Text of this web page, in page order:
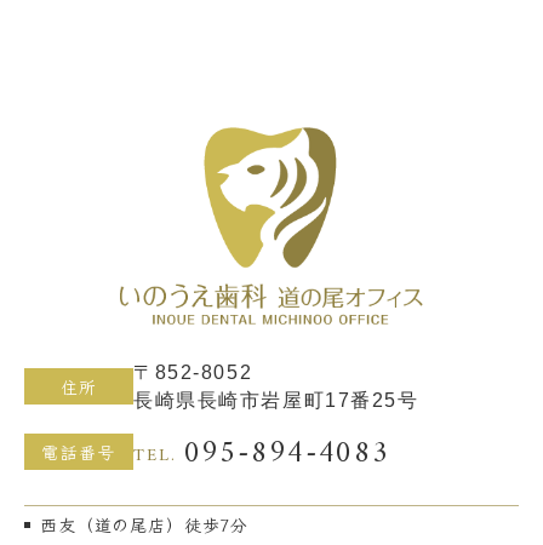
住所
〒852-8052
長崎県長崎市岩屋町17番25号
電話番号 TEL. 095-894-4083
西友（道の尾店）徒歩7分